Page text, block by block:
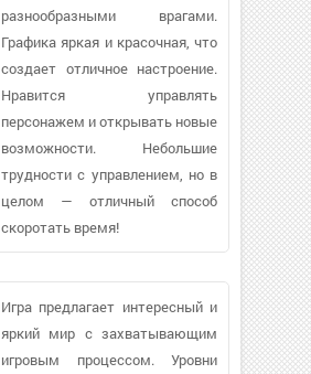
разнообразными врагами.
Графика яркая и красочная, что
создает отличное настроение.
Нравится управлять
персонажем и открывать новые
возможности. Небольшие
трудности с управлением, но в
целом — отличный способ
скоротать время!
Игра предлагает интересный и
яркий мир с захватывающим
игровым процессом. Уровни